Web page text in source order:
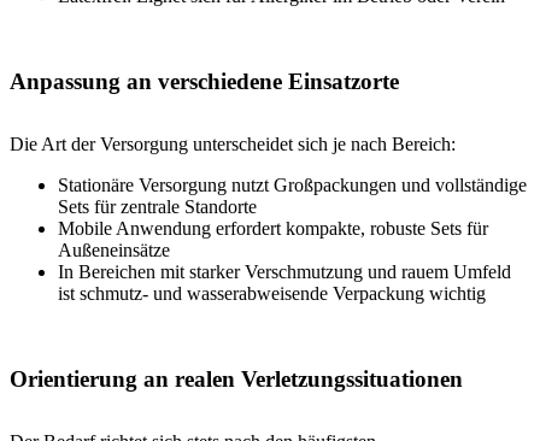
Anpassung an verschiedene Einsatzorte
Die Art der Versorgung unterscheidet sich je nach Bereich:
Stationäre Versorgung nutzt Großpackungen und vollständige
Sets für zentrale Standorte
Mobile Anwendung erfordert kompakte, robuste Sets für
Außeneinsätze
In Bereichen mit starker Verschmutzung und rauem Umfeld
ist schmutz- und wasserabweisende Verpackung wichtig
Orientierung an realen Verletzungssituationen